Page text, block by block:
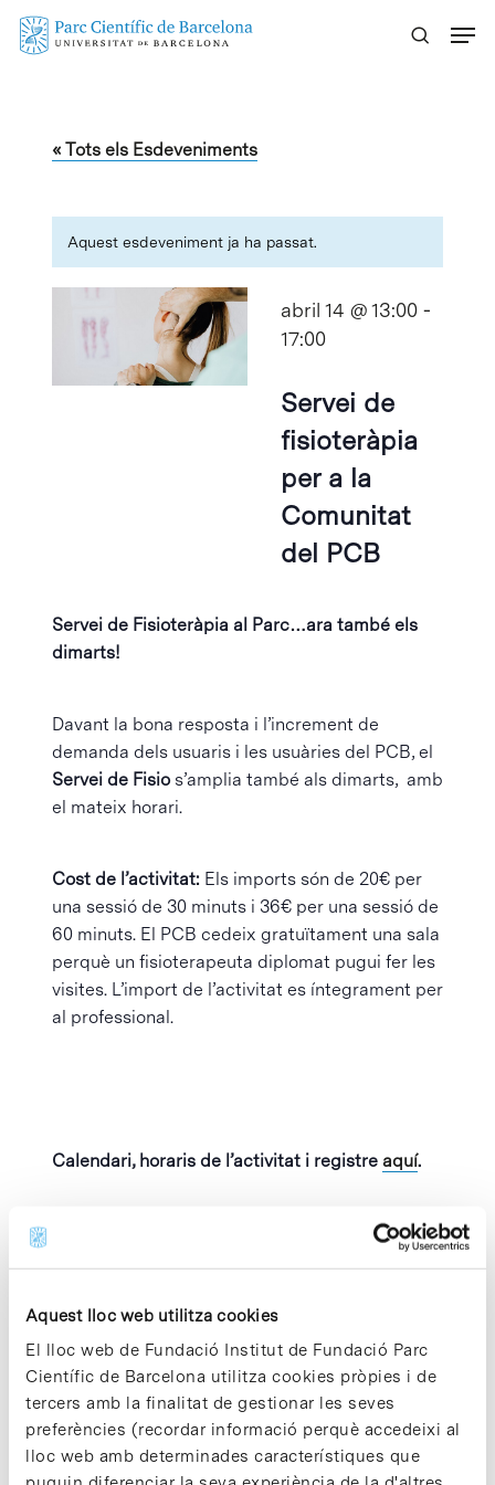
Aquest lloc web utilitza cookies
El lloc web de Fundació Institut de Fundació Parc
Científic de Barcelona utilitza cookies pròpies i de
tercers amb la finalitat de gestionar les seves
preferències (recordar informació perquè accedeixi al
lloc web amb determinades característiques que
Skip
« Tots els Esdeveniments
Aquest esdeveniment ja ha passat.
abril 14 @ 13:00-
17:00
Servei de
fisioteràpia
per a la
Comunitat
del PCB
Servei de Fisioteràpia al Parc…ara també els
dimarts!
Davant la bona resposta i l’increment de
demanda dels usuaris i les usuàries del PCB, el
Servei de Fisios’amplia també als dimarts, amb
el mateix horari.
Cost de l’activitat: Els imports són de 20€ per
una sessió de 30 minuts i 36€ per una sessió de
60 minuts. El PCB cedeix gratuïtament una sala
perquè un fisioterapeuta diplomat pugui fer les
visites. L’import de l’activitat es íntegrament per
al professional.
Calendari, horaris de l’activitat i registre aquí.
MOSTRA ELS
DETALLS
Data:
abril 14
ORGANITZADOR
Parc Científic de
Barcelona
Visualitza el lloc web
de Organitzador